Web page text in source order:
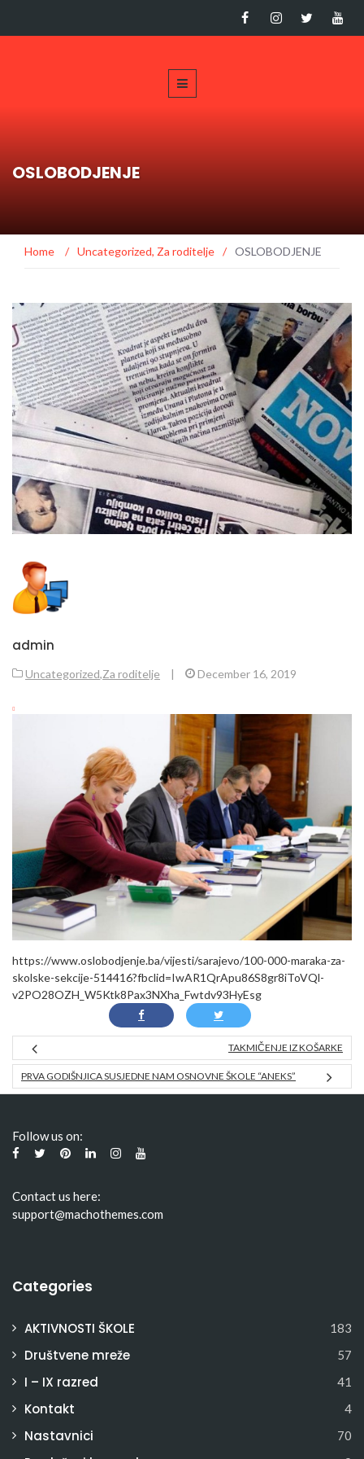
OSLOBODJENJE
Home / Uncategorized, Za roditelje / OSLOBODJENJE
admin
Uncategorized,Za roditelje | December 16, 2019
https://www.oslobodjenje.ba/vijesti/sarajevo/100-000-maraka-za-
skolske-sekcije-514416?fbclid=IwAR1QrApu86S8gr8iToVQl-
v2PO28OZH_W5Ktk8Pax3NXha_Fwtdv93HyEsg
TAKMIČENJE IZ KOŠARKE
PRVA GODIŠNJICA SUSJEDNE NAM OSNOVNE ŠKOLE “ANEKS”
Follow us on:
Contact us here:
support@machothemes.com
Categories
AKTIVNOSTI ŠKOLE 183
Društvene mreže 57
I – IX razred 41
Kontakt 4
Nastavnici 70